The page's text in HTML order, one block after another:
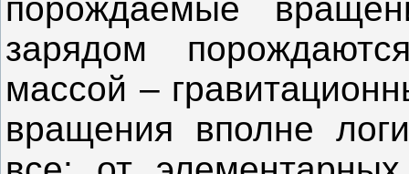
порождаемые
зарядом
массой –
вращения вполне